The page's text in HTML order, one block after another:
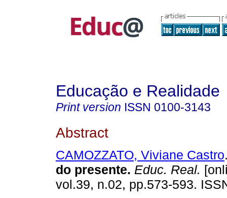
Educação e Realidade
Print version ISSN 0100-3143
Abstract
CAMOZZATO, Viviane Castro
do presente. Educ. Real.
vol.39, n.02, pp.573-593.